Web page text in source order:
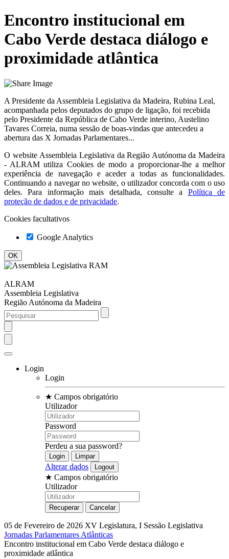
Encontro institucional em
Cabo Verde destaca diálogo e
proximidade atlântica
A Presidente da Assembleia Legislativa da Madeira, Rubina Leal,
acompanhada pelos deputados do grupo de ligação, foi recebida
pelo Presidente da República de Cabo Verde interino, Austelino
Tavares Correia, numa sessão de boas-vindas que antecedeu a
abertura das X Jornadas Parlamentares...
O website Assembleia Legislativa da Região Autónoma da Madeira
- ALRAM utiliza Cookies de modo a proporcionar-lhe a melhor
experiência de navegação e aceder a todas as funcionalidades.
Continuando a navegar no website, o utilizador concorda com o uso
deles. Para informação mais detalhada, consulte a
Política de
proteção de dados e de privacidade.
Cookies facultativos
Google Analytics
ALRAM
Assembleia Legislativa
Região Autónoma da Madeira
Login
Login
★ Campos obrigatório
Utilizador
Password
Perdeu a sua password?
Alterar dados
★ Campos obrigatório
Utilizador
05 de Fevereiro de 2026 XV Legislatura, I Sessão Legislativa
Jornadas Parlamentares Atlânticas
Encontro institucional em Cabo Verde destaca diálogo e
proximidade atlântica